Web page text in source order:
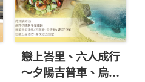
戀上峇里、六人成行
～夕陽吉普車、烏布